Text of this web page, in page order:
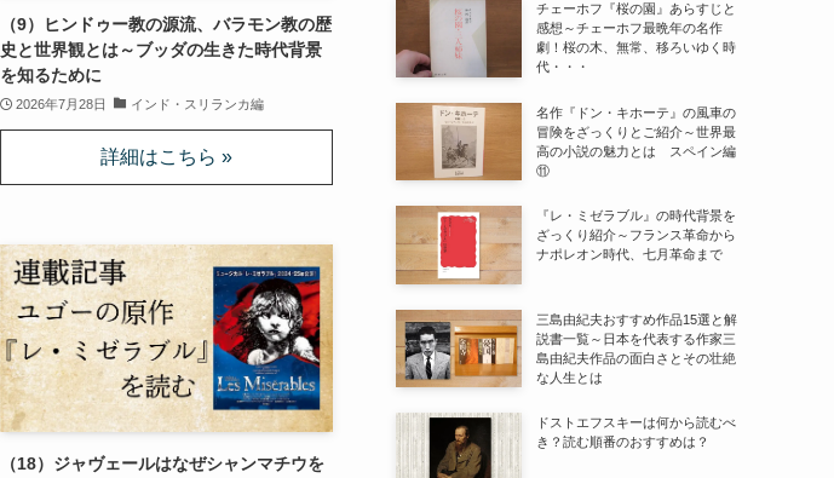
（9）ヒンドゥー教の源流、バラモン教の歴
史と世界観とは～ブッダの生きた時代背景
を知るために
2026年7月28日 インド・スリランカ編
（18）ジャヴェールはなぜシャンマチウを
チェーホフ『桜の園』あらすじと
感想～チェーホフ最晩年の名作
劇！桜の木、無常、移ろいゆく時
代・・・
名作『ドン・キホーテ』の風車の
冒険をざっくりとご紹介～世界最
高の小説の魅力とは スペイン編
⑪
『レ・ミゼラブル』の時代背景を
ざっくり紹介～フランス革命から
ナポレオン時代、七月革命まで
三島由紀夫おすすめ作品15選と解
説書一覧～日本を代表する作家三
島由紀夫作品の面白さとその壮絶
な人生とは
ドストエフスキーは何から読むべ
き？読む順番のおすすめは？